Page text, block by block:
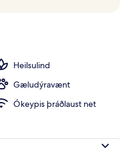
Heilsulind
Gæludýravænt
Ókeypis þráðlaust net